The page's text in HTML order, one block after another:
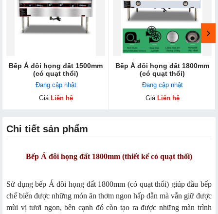
Bếp Á đôi họng đất 1500mm
(có quạt thổi)
Đang cập nhật
Giá:Liên hệ
Bếp Á đôi họng đất 1800mm
(có quạt thổi)
Đang cập nhật
Giá:Liên hệ
Chi tiết sản phẩm
Bếp Á đôi họng đất 1800mm (thiết kế có quạt thổi)
Sử dụng bếp Á đôi họng đất 1800mm (có quạt thổi) giúp đầu bếp
chế biến được những món ăn thơm ngon hấp dẫn mà vẫn giữ được
mùi vị tươi ngon, bên cạnh đó còn tạo ra được những màn trình